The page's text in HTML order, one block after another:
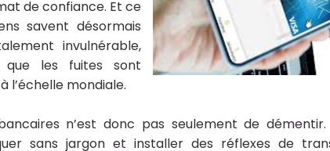
de confiance. Et ce
savent désormais
invulnérable,
que les fuites sont
l’échelle mondiale.
n’est donc pas seulement de
sans jargon et installer des réflexes de